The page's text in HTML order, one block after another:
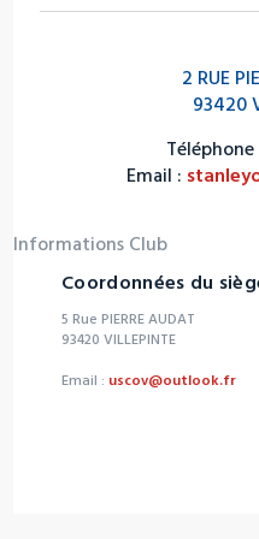
2 RUE
93420
Email :
Informations Club
Coordonnées du
5 Rue PIERRE AUDAT
93420 VILLEPINTE
Email : uscov@outlook.fr